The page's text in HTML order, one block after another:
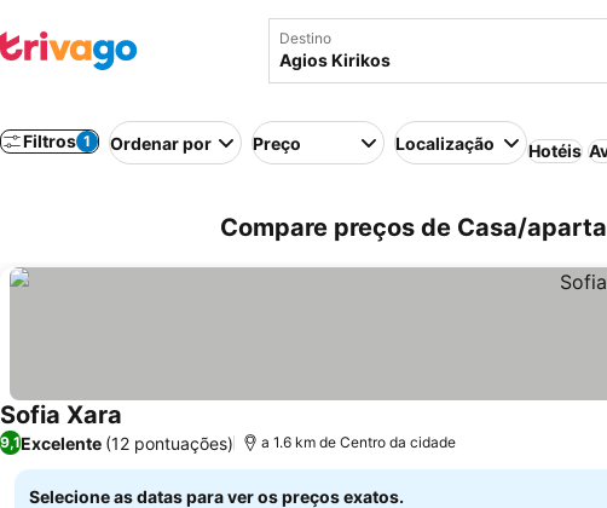
Destino
Filtros 1 Ordenar por Preço Localização Hotéis
Compare preços de Casa/
Sofia Xara
9,1Excelente (12 pontuações) a 1.6 km de Centro da cidade
Selecione as datas para ver os preços exatos.